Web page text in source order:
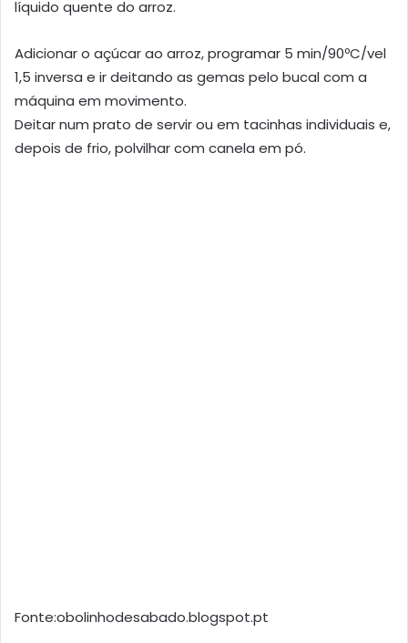
líquido quente do arroz.
Adicionar o açúcar ao arroz, programar 5 min/90ºC/vel
1,5 inversa e ir deitando as gemas pelo bucal com a
máquina em movimento.
Deitar num prato de servir ou em tacinhas individuais e,
depois de frio, polvilhar com canela em pó.
Fonte:obolinhodesabado.blogspot.pt